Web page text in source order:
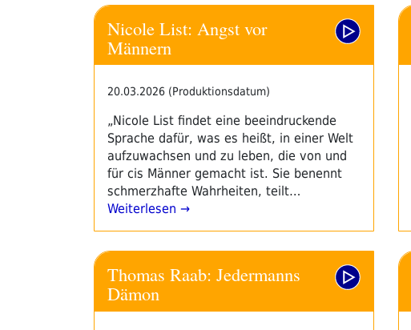
Nicole List: Angst vor
Männern
20.03.2026 (Produktionsdatum)
„Nicole List findet eine beeindruckende
Sprache dafür, was es heißt, in einer Welt
aufzuwachsen und zu leben, die von und
für cis Männer gemacht ist. Sie benennt
schmerzhafte Wahrheiten, teilt…
Weiterlesen →
Thomas Raab: Jedermanns
Dämon